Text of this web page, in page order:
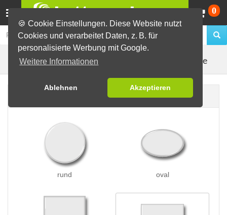
🍪 Cookie Einstellungen. Diese Website nutzt
Cookies und verarbeitet Daten, z. B. für
personalisierte Werbung mit Google.
Weitere Informationen
Ablehnen Akzeptieren
0
Buttons erstellen Magnetbuttons Kleidungsmagnete
rund oval